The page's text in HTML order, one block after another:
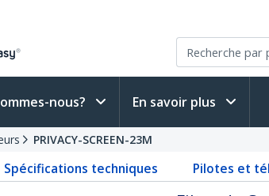
nous? En savoir plus
PRIVACY-SCREEN-23M
Spécifications techniques Pilotes et